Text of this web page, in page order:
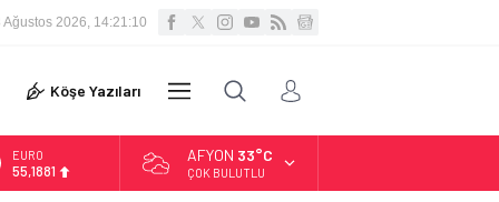
Ağustos 2026, 14:21:11
GALERİ
Köşe Yazıları DİĞER
ALTIN
6.660,55
AFYON 33°C
ÇOK BULUTLU